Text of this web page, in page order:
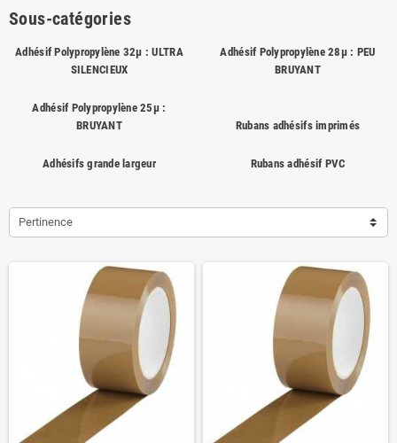
Sous-catégories
Adhésif Polypropylène 32µ : ULTRA
SILENCIEUX
Adhésif Polypropylène 28µ : PEU
BRUYANT
Adhésif Polypropylène 25µ :
BRUYANT
Rubans adhésifs imprimés
Adhésifs grande largeur Rubans adhésif PVC
Pertinence